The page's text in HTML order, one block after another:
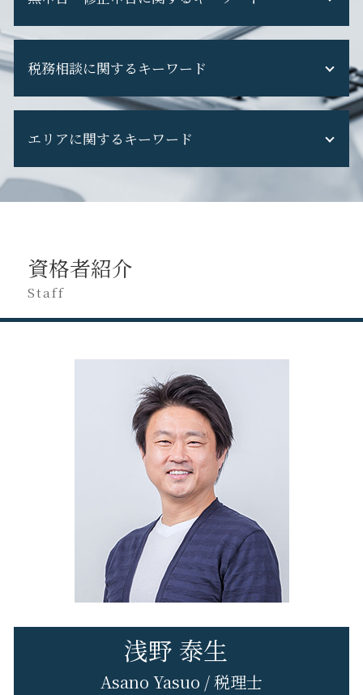
税務調査 国税OB
税務調査 当日
税務調査 怖い
税務調査 重加算税
税務調査 専門 税理士
税務調査 準備
税務調査 断れる
税務調査 税理士 なし
税務調査 対応
税務調査 期間
税務調査 流れ
税務調査 個人事業主
顧問 税理士 変更
税理士 を 変える
税理士交代時 手続き
税理士 選び方
税理士交代 最適 時期
顧問 税理士 を 変える
税理士 変える 理由
税理士変更 メリット
税理士変更
税理士交代時 契約内容
税理士変更 書類
税理士変更 タイミング
税理士 変更 理由
無申告 ペナルティ
副業 無申告
修正申告 税理士 費用
無申告 時効
申告漏れ バレる
無申告加算税 計算
無申告 税理士
申告漏れ 発覚
無申告 バレる
無申告 相談
修正申告 やり方
確定申告 してない
税務相談に関するキーワード
税務調査 対象期間
税務申告 期限
法人 税務
税務申告 確定申告 違い
税務申告とは 法人
個人事業主 確定申告
税理士 税務相談とは
税務調査 注意点
税務申告 決算書
税務申告とは 個人
税務調査 何年分
エリアに関するキーワード
府中市 税務相談
府中市 事業計画
立川市 税務調査 対応
八王子市 創業支援
八王子市 税務調査 対応
日野市 創業支援
八王子市 税理士変更
日野市 税務相談
府中市 創業支援
八王子市 事業計画
府中市 経営コンサル
八王子市 税務相談
立川市 法人税務
八王子市 税務申告
日野市 税務調査 対応
資格者紹介
Staff
浅野 泰生
Asano Yasuo / 税理士